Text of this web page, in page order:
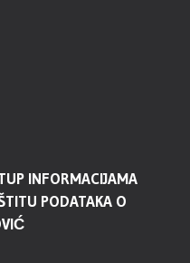
INFORMACIJAMA
PODATAKA O